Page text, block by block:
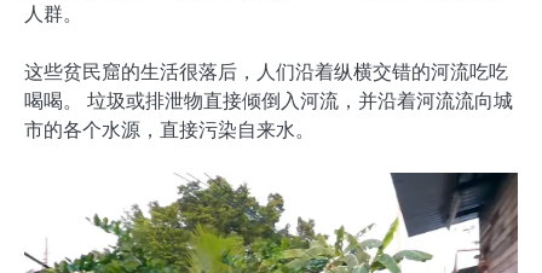
人群。
这些贫民窟的生活很落后，人们沿着纵横交错的河流吃吃
喝喝。 垃圾或排泄物直接倾倒入河流，并沿着河流流向城
市的各个水源，直接污染自来水。